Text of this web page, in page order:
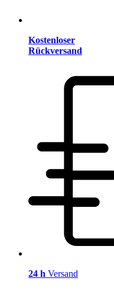
Kostenloser
Rückversand
24 h Versand